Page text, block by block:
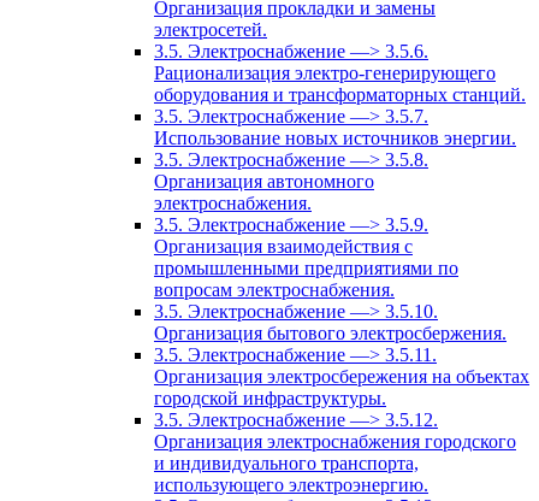
Организация прокладки и замены
электросетей.
3.5. Электроснабжение —> 3.5.6.
Рационализация электро-генерирующего
оборудования и трансформаторных станций.
3.5. Электроснабжение —> 3.5.7.
Использование новых источников энергии.
3.5. Электроснабжение —> 3.5.8.
Организация автономного
электроснабжения.
3.5. Электроснабжение —> 3.5.9.
Организация взаимодействия с
промышленными предприятиями по
вопросам электроснабжения.
3.5. Электроснабжение —> 3.5.10.
Организация бытового электросбержения.
3.5. Электроснабжение —> 3.5.11.
Организация электросбережения на объектах
городской инфраструктуры.
3.5. Электроснабжение —> 3.5.12.
Организация электроснабжения городского
и индивидуального транспорта,
использующего электроэнергию.